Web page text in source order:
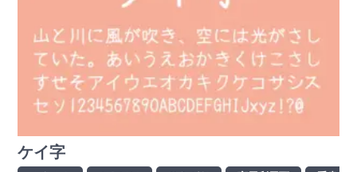
ケイ字